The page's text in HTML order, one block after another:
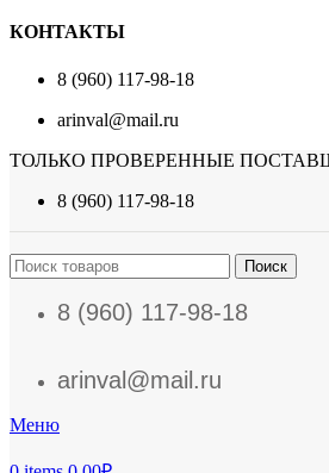
КОНТАКТЫ
8 (960) 117-98-18
arinval@mail.ru
ТОЛЬКО ПРОВЕРЕННЫЕ
8 (960) 117-98-18
Поиск
8 (960) 117-98-18
arinval@mail.ru
Меню